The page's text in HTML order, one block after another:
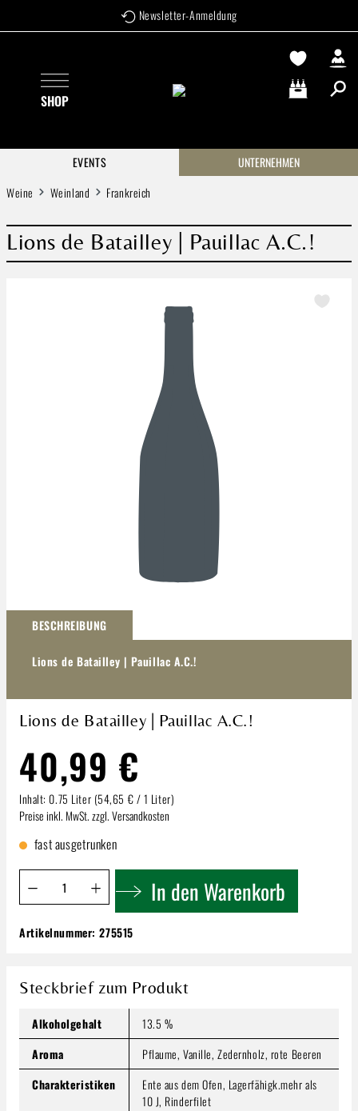
Zum Hauptinhalt springen Newsletter-Anmeldung
SHOP Warenkorb
EVENTS
UNTERNEHMEN
Weine
Weinland Frankreich
Lions de Batailley | Pauillac A.C.!
BESCHREIBUNG
Lions de Batailley | Pauillac A.C.!
Lions de Batailley | Pauillac A.C.!
40,99 €
Inhalt: 0.75 Liter (54,65 € / 1 Liter)
Preise inkl. MwSt. zzgl. Versandkosten
fast ausgetrunken
Produkt Anzahl: Gib den gewünschten Wert ein oder
In den Warenkorb
Lions de Batailley | Pauillac A.C.!
Inhalt:0.75 Liter(54,65 € / 1 Liter)
Produkt Anzahl: Gib den gewünschten Wert ein oder
In den Warenkorb
Artikelnummer:275515
Steckbrief zum Produkt
Alkoholgehalt
13.5 %
Aroma
Pflaume, Vanille, Zedernholz, rote Beeren
Charakteristiken
Ente aus dem Ofen, Lagerfähigk.mehr als
10 J, Rinderfilet